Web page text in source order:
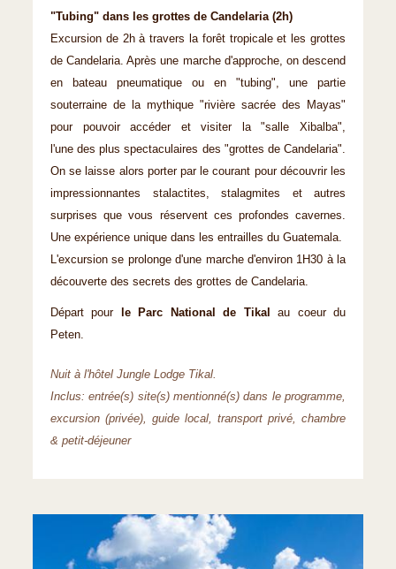
"Tubing" dans les grottes de Candelaria (2h)
Excursion de 2h à travers la forêt tropicale et les grottes
de Candelaria. Après une marche d'approche, on descend
en bateau pneumatique ou en "tubing", une partie
souterraine de la mythique "rivière sacrée des Mayas"
pour pouvoir accéder et visiter la "salle Xibalba",
l'une des plus spectaculaires des "grottes de Candelaria".
On se laisse alors porter par le courant pour découvrir les
impressionnantes stalactites, stalagmites et autres
surprises que vous réservent ces profondes cavernes.
Une expérience unique dans les entrailles du Guatemala.
L'excursion se prolonge d'une marche d'environ 1H30 à la
découverte des secrets des grottes de Candelaria.
Départ pour le Parc National de Tikalau coeur du
Peten.
Nuit à l'hôtel Jungle Lodge Tikal.
Inclus: entrée(s) site(s) mentionné(s) dans le programme,
excursion (privée), guide local, transport privé, chambre
& petit-déjeuner